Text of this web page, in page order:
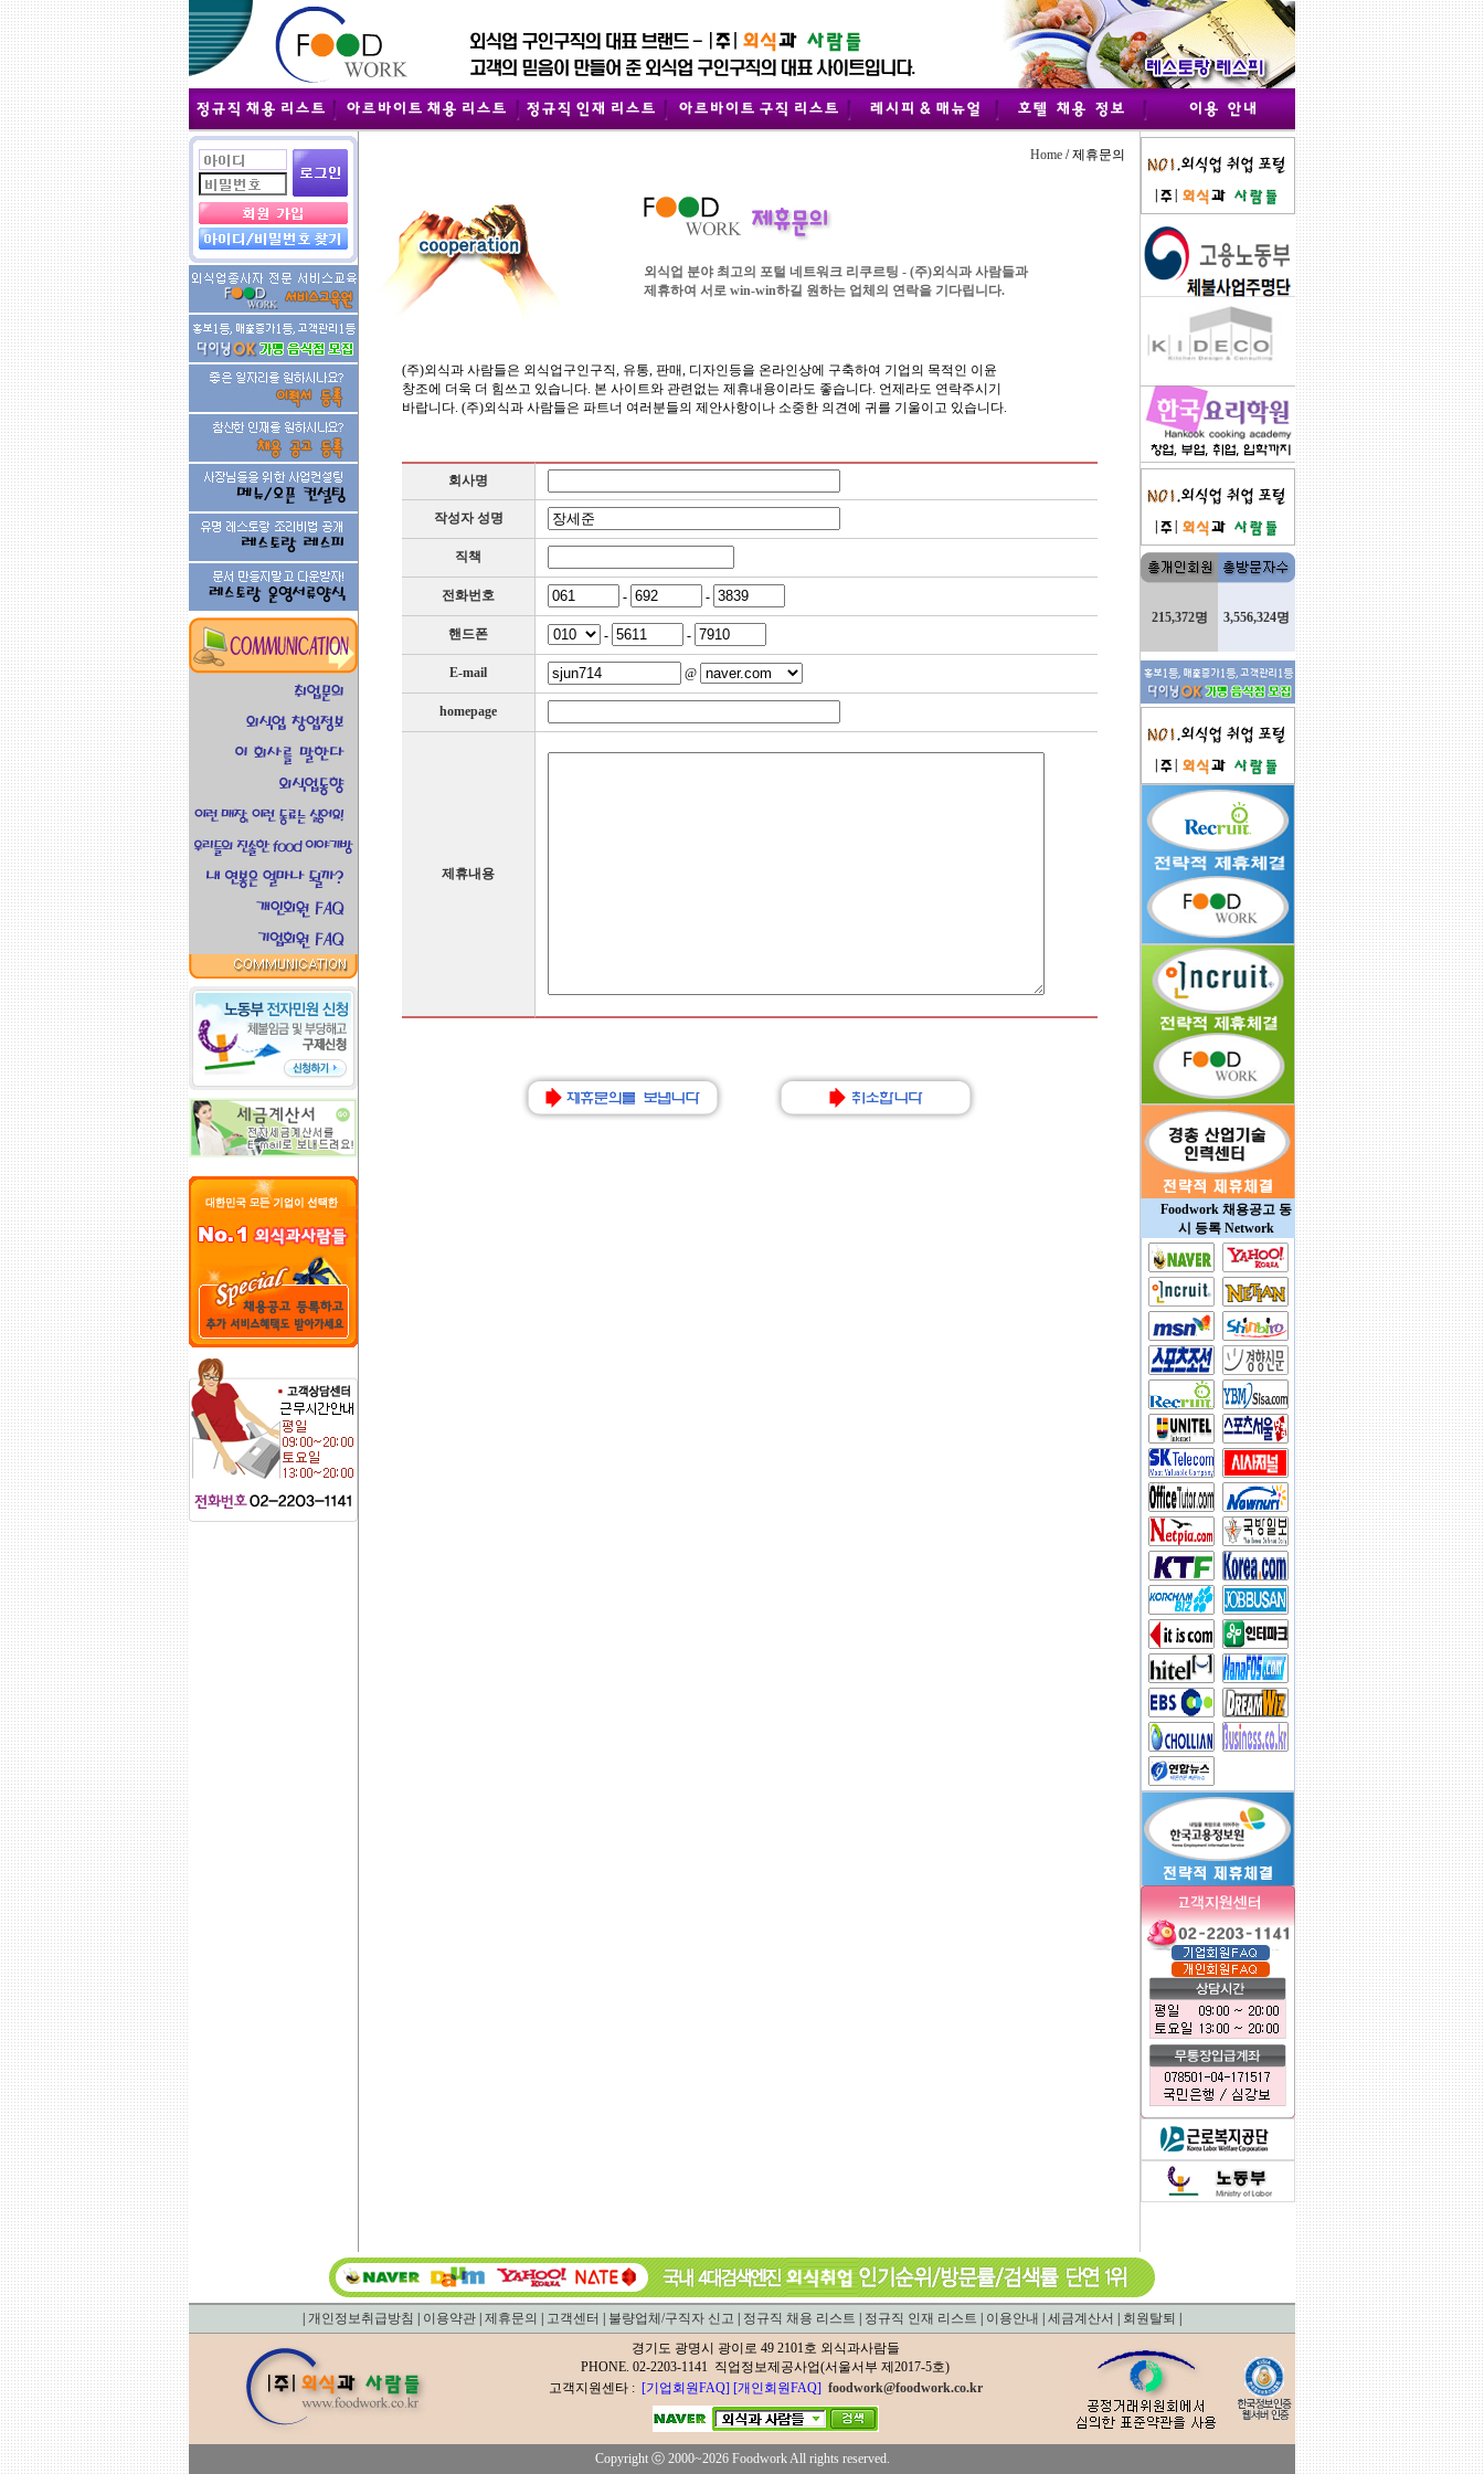
Home / 제휴문의
외식업 분야 최고의 포털 네트워크 리쿠르팅 - (주)외식과 사람들과
제휴하여 서로 win-win하길 원하는 업체의 연락을 기다립니다.
(주)외식과 사람들은 외식업구인구직, 유통, 판매, 디자인등을 온라인상에 구축하여 기업의 목적인 이윤
창조에 더욱 더 힘쓰고 있습니다. 본 사이트와 관련없는 제휴내용이라도 좋습니다. 언제라도 연락주시기
바랍니다. (주)외식과 사람들은 파트너 여러분들의 제안사항이나 소중한 의견에 귀를 기울이고 있습니다.
회사명
작성자 성명
직책
전화번호 - -
핸드폰 - -
E-mail @
homepage
제휴내용
215,372명 3,556,324명
Foodwork 채용공고 동
시 등록 Network
개인정보취급방침 이용약관 제휴문의 고객센터 불량업체/구직자 신고 정규직 채용 리스트 정규직 인재 리스트 이용안내 세금계산서 회원탈퇴
경기도 광명시 광이로 49 2101호 외식과사람들
PHONE. 02-2203-1141 직업정보제공사업(서울서부 제2017-5호)
고객지원센타 : [기업회원FAQ] [개인회원FAQ] foodwork@foodwork.co.kr
Copyright ⓒ 2000~2026 Foodwork All rights reserved.